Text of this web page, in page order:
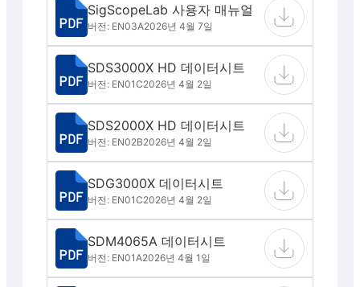
SigScopeLab 사용자 매뉴얼
버전: EN03A2026년 4월 7일
SDS3000X HD 데이터시트
버전: EN01C2026년 4월 2일
SDS2000X HD 데이터시트
버전: EN02B2026년 4월 2일
SDG3000X 데이터시트
버전: EN01C2026년 4월 2일
SDM4065A 데이터시트
버전: EN01A2026년 4월 1일